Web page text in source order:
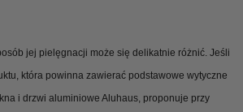
jej pielęgnacji może się delikatnie różnić. Jeśli
która powinna zawierać podstawowe wytyczne
i drzwi aluminiowe Aluhaus, proponuje przy